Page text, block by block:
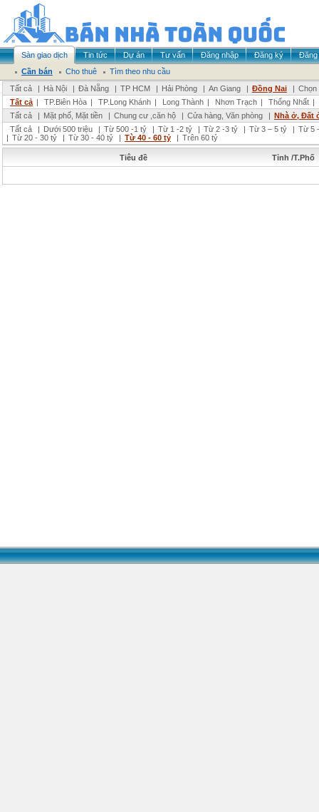
Sàn giao dịch Tin tức Dự án Tư vấn Đăng nhập Đăng ký
Đăng
Cần bán
Cho thuê
Tìm theo nhu cầu
Tất cả
| Hà Nội | Đà Nẵng | TP HCM | Hải Phòng | An Giang | Đồng Nai | Chọn
Tất cả | TP.Biên Hòa | TP.Long Khánh | Long Thành | Nhơn Trạch | Thống Nhất |
Tất cả
| Mặt phố, Mặt tiền | Chung cư ,căn hộ | Cửa hàng, Văn phòng | Nhà ở, Đất
Tất cả
| Dưới 500 triệu | Từ 500 -1 tỷ | Từ 1 -2 tỷ | Từ 2 -3 tỷ | Từ 3 – 5 tỷ | Từ 5
| Từ 20 - 30 tỷ | Từ 30 - 40 tỷ | Từ 40 - 60 tỷ | Trên 60 tỷ
Tiêu đề Tỉnh /T.Phố